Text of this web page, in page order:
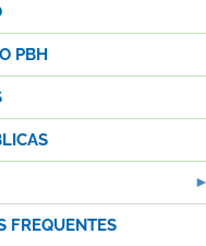
PBH
FREQUENTES